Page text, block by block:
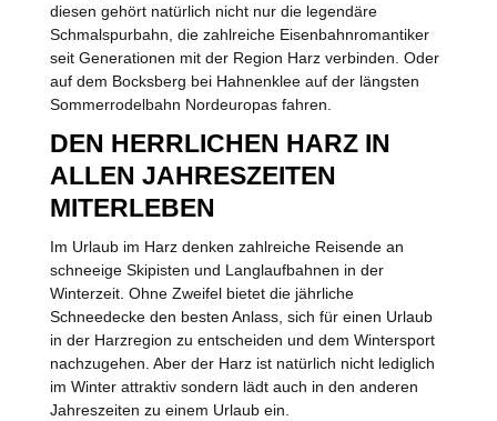
diesen gehört natürlich nicht nur die legendäre
Schmalspurbahn, die zahlreiche Eisenbahnromantiker
seit Generationen mit der Region Harz verbinden. Oder
auf dem Bocksberg bei Hahnenklee auf der längsten
Sommerrodelbahn Nordeuropas fahren.
DEN HERRLICHEN HARZ IN
ALLEN JAHRESZEITEN
MITERLEBEN
Im Urlaub im Harz denken zahlreiche Reisende an
schneeige Skipisten und Langlaufbahnen in der
Winterzeit. Ohne Zweifel bietet die jährliche
Schneedecke den besten Anlass, sich für einen Urlaub
in der Harzregion zu entscheiden und dem Wintersport
nachzugehen. Aber der Harz ist natürlich nicht lediglich
im Winter attraktiv sondern lädt auch in den anderen
Jahreszeiten zu einem Urlaub ein.